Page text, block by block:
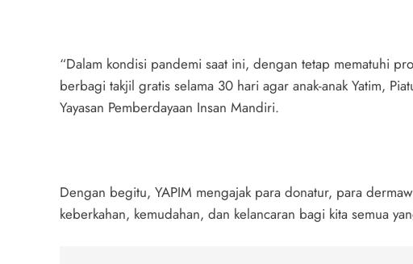
“Dalam kondisi pandemi saat ini, dengan tetap mematuhi
berbagi takjil gratis selama 30 hari agar anak-anak Yatim,
Yayasan Pemberdayaan Insan Mandiri.
Dengan begitu, YAPIM mengajak para donatur, para
keberkahan, kemudahan, dan kelancaran bagi kita semua